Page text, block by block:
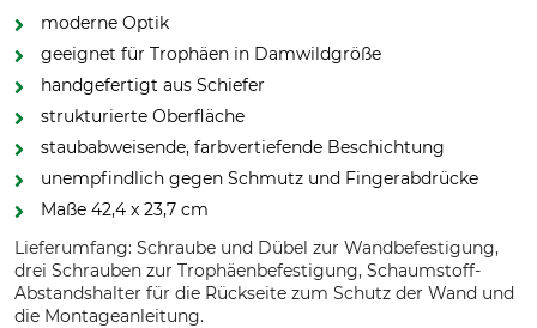
moderne Optik
geeignet für Trophäen in Damwildgröße
handgefertigt aus Schiefer
strukturierte Oberfläche
staubabweisende, farbvertiefende Beschichtung
unempfindlich gegen Schmutz und Fingerabdrücke
Maße 42,4 x 23,7 cm
Lieferumfang: Schraube und Dübel zur Wandbefestigung,
drei Schrauben zur Trophäenbefestigung, Schaumstoff-
Abstandshalter für die Rückseite zum Schutz der Wand und
die Montageanleitung.